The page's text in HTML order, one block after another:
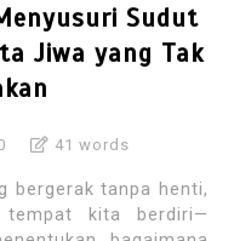
Sudut
Jiwa yang Tak
41 words
bergerak tanpa henti,
kita berdiri—